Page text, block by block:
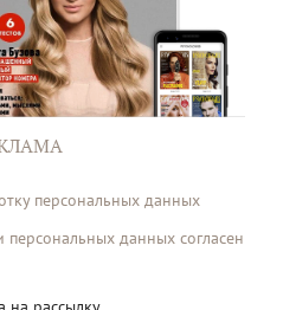
персональных данных
персональных данных согласен